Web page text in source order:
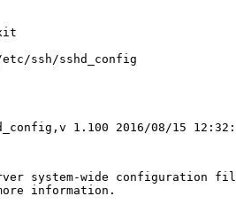
ssh/sshd_config
1.100 2016/08/15
system-wide configuration
information.